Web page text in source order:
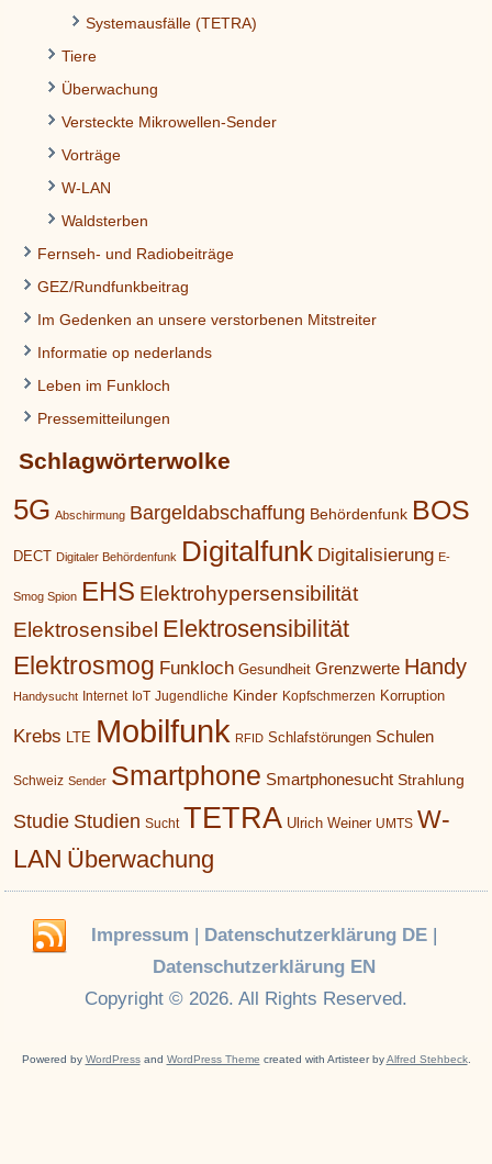
Systemausfälle (TETRA)
Tiere
Überwachung
Versteckte Mikrowellen-Sender
Vorträge
W-LAN
Waldsterben
Fernseh- und Radiobeiträge
GEZ/Rundfunkbeitrag
Im Gedenken an unsere verstorbenen Mitstreiter
Informatie op nederlands
Leben im Funkloch
Pressemitteilungen
Schlagwörterwolke
5G Abschirmung Bargeldabschaffung Behördenfunk BOS
DECT Digitaler Behördenfunk Digitalfunk Digitalisierung E-
Smog Spion EHS Elektrohypersensibilität
Elektrosensibel Elektrosensibilität
Elektrosmog Funkloch Gesundheit Grenzwerte Handy
Handysucht Internet IoT Jugendliche Kinder Kopfschmerzen Korruption
Krebs LTE Mobilfunk RFID Schlafstörungen Schulen
Schweiz Sender Smartphone Smartphonesucht Strahlung
Studie Studien Sucht TETRA Ulrich Weiner UMTS W-
LAN Überwachung
Impressum Datenschutzerklärung DE|
Datenschutzerklärung EN
Copyright © 2026. All Rights Reserved.
Powered by WordPressand WordPress Theme created with Artisteer byAlfred Stehbeck.